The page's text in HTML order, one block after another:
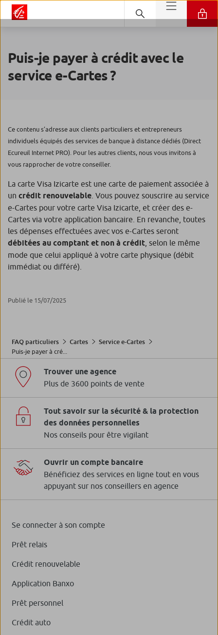
Puis-je payer à crédit avec le
service e-Cartes ?
Ce contenu s’adresse aux clients particuliers et entrepreneurs
individuels équipés des services de banque à distance dédiés (Direct
Ecureuil Internet PRO). Pour les autres clients, nous vous invitons à
vous rapprocher de votre conseiller.
La carte Visa Izicarte est une carte de paiement associée à
un crédit renouvelable . Vous pouvez souscrire au service
e-Cartes pour votre carte Visa Izicarte, et créer des e-
Cartes via votre application bancaire. En revanche, toutes
les dépenses effectuées avec vos e-Cartes seront
débitées au comptant et non à crédit , selon le même
mode que celui appliqué à votre carte physique (débit
immédiat ou différé).
Publié le 15/07/2025
FAQ particuliers Cartes
Service e-Cartes
Puis-je payer à cré...
Trouver une agence
Plus de 3600 points de vente
Tout savoir sur la sécurité & la protection
des données personnelles
Nos conseils pour être vigilant
Ouvrir un compte bancaire
Bénéficiez des services en ligne tout en vous
appuyant sur nos conseillers en agence
Se connecter à son compte
Prêt relais
Crédit renouvelable
Application Banxo
Prêt personnel
Crédit auto